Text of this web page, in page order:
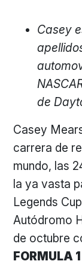
Casey
de
Casey
carrera de
mundo, las
la ya vasta
Legends
Autódromo
de octubre
FORMULA